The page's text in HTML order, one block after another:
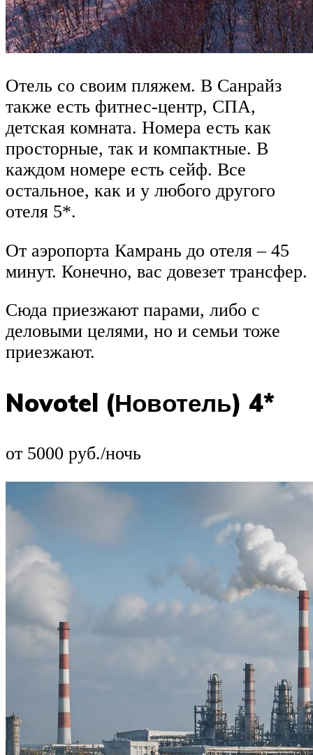
Отель со своим пляжем. В Санрайз
также есть фитнес-центр, СПА,
детская комната. Номера есть как
просторные, так и компактные. В
каждом номере есть сейф. Все
остальное, как и у любого другого
отеля 5*.
От аэропорта Камрань до отеля – 45
минут. Конечно, вас довезет трансфер.
Сюда приезжают парами, либо с
деловыми целями, но и семьи тоже
приезжают.
Novotel (Новотель) 4*
от 5000 руб./ночь